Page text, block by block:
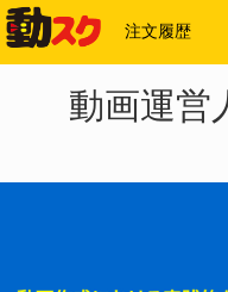
注文履歴
動画運営